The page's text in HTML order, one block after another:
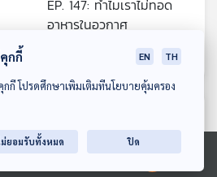
าธารณะแห่งประเทศไทย
าว
EP. 147: ทำไมเราไม่ทอด
อาหารในอวกาศ
Starstuff เรื่องเล่าจากดวงดาว
กกี้ EN TH
กกี้ โปรดศึกษาเพิ่มเติมที่นโยบายคุ้มครอง
ม่ยอมรับทั้งหมด ปิด